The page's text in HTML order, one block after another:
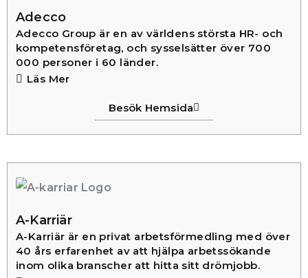
Adecco
Adecco Group är en av världens största HR- och
kompetensföretag, och sysselsätter över 700
000 personer i 60 länder.
Läs Mer
Besök Hemsida
A-Karriär
A-Karriär är en privat arbetsförmedling med över
40 års erfarenhet av att hjälpa arbetssökande
inom olika branscher att hitta sitt drömjobb.